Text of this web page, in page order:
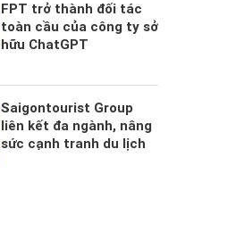
FPT trở thành đối tác
toàn cầu của công ty sở
hữu ChatGPT
Saigontourist Group
liên kết đa ngành, nâng
sức cạnh tranh du lịch